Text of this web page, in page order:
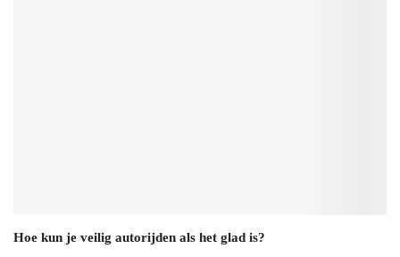
Hoe kun je veilig autorijden als het glad is?